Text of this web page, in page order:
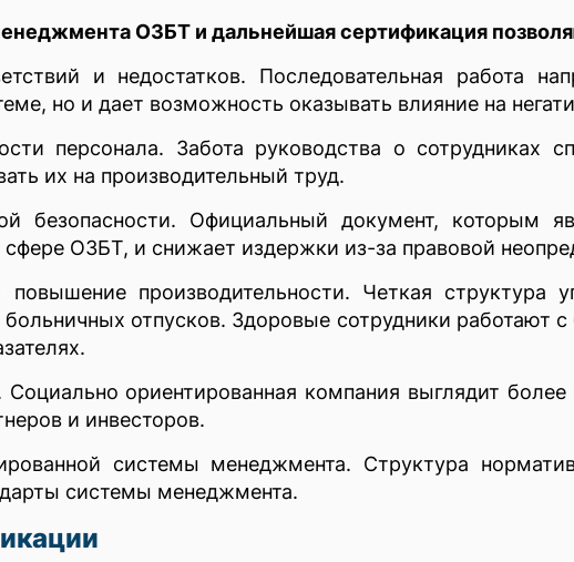
ОЗБТ и дальнейшая сертификация
и недостатков. Последовательная работа
но и дает возможность оказывать влияние на
персонала. Забота руководства о сотрудниках
их на производительный труд.
безопасности. Официальный документ, которым
сфере ОЗБТ, и снижает издержки из-за правовой
производительности. Четкая структура
больничных отпусков. Здоровые сотрудники работают
ориентированная компания выглядит
и инвесторов.
системы менеджмента. Структура
системы менеджмента.